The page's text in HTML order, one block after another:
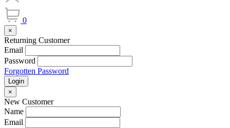
0
×
Returning Customer
Email
Password
Forgotten Password
Login
×
New Customer
Name
Email